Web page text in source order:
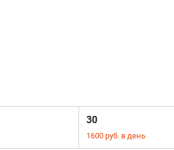
30
1600 руб. в день